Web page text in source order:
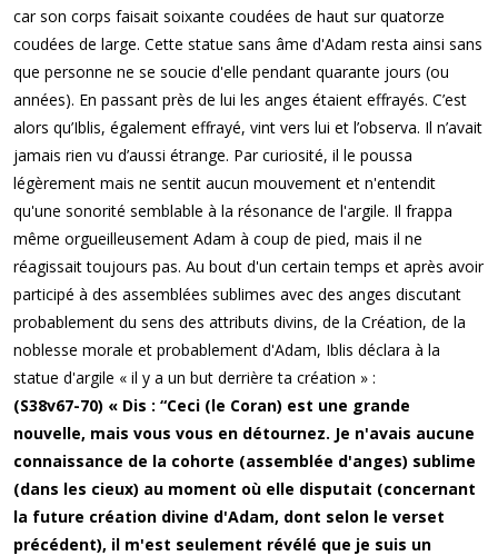
car son corps faisait soixante coudées de haut sur quatorze
coudées de large. Cette statue sans âme d'Adam resta ainsi sans
que personne ne se soucie d'elle pendant quarante jours (ou
années). En passant près de lui les anges étaient effrayés. C’est
alors qu’Iblis, également effrayé, vint vers lui et l’observa. Il n’avait
jamais rien vu d’aussi étrange. Par curiosité, il le poussa
légèrement mais ne sentit aucun mouvement et n'entendit
qu'une sonorité semblable à la résonance de l'argile. Il frappa
même orgueilleusement Adam à coup de pied, mais il ne
réagissait toujours pas. Au bout d'un certain temps et après avoir
participé à des assemblées sublimes avec des anges discutant
probablement du sens des attributs divins, de la Création, de la
noblesse morale et probablement d'Adam, Iblis déclara à la
statue d'argile « il y a un but derrière ta création » :
(S38v67-70) « Dis : “Ceci (le Coran) est une grande
nouvelle, mais vous vous en détournez. Je n'avais aucune
connaissance de la cohorte (assemblée d'anges) sublime
(dans les cieux) au moment où elle disputait (concernant
la future création divine d'Adam, dont selon le verset
précédent), il m'est seulement révélé que je suis un